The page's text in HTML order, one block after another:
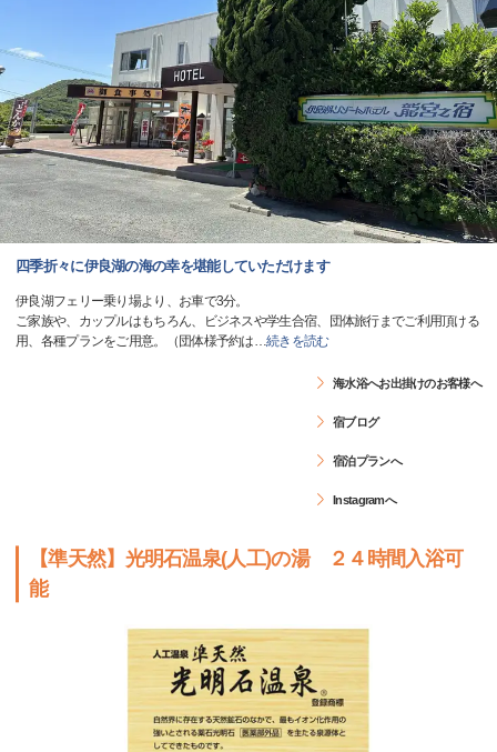
四季折々に伊良湖の海の幸を堪能していただけます
伊良湖フェリー乗り場より、お車で3分。
ご家族や、カップルはもちろん、ビジネスや学生合宿、団体旅行までご利用頂ける
用、各種プランをご用意。（団体様予約は…続きを読む
海水浴へお出掛けのお客様へ
宿ブログ
宿泊プランへ
Instagramへ
【準天然】光明石温泉(人工)の湯 ２４時間入浴可
能